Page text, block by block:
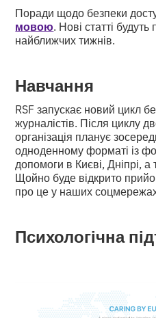
Поради щодо безпеки
мовою. Нові статті
найближчих тижнів.
Навчання
RSF запускає новий цикл
журналістів. Після циклу
організація планує
одноденному форматі із
допомоги в Києві, Дніпрі,
Щойно буде відкрито
про це у наших
Психологічна